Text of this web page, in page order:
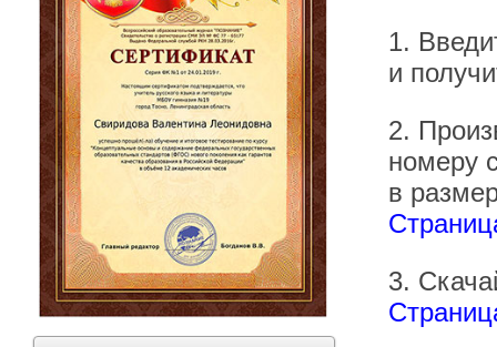
1.
и
2.
номеру
в
3.